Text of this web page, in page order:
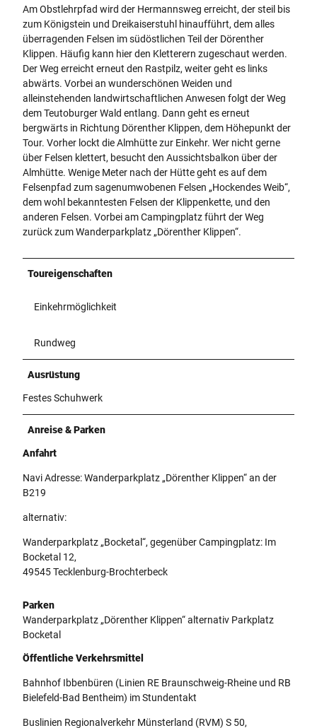
Am Obstlehrpfad wird der Hermannsweg erreicht, der steil bis
zum Königstein und Dreikaiserstuhl hinaufführt, dem alles
überragenden Felsen im südöstlichen Teil der Dörenther
Klippen. Häufig kann hier den Kletterern zugeschaut werden.
Der Weg erreicht erneut den Rastpilz, weiter geht es links
abwärts. Vorbei an wunderschönen Weiden und
alleinstehenden landwirtschaftlichen Anwesen folgt der Weg
dem Teutoburger Wald entlang. Dann geht es erneut
bergwärts in Richtung Dörenther Klippen, dem Höhepunkt der
Tour. Vorher lockt die Almhütte zur Einkehr. Wer nicht gerne
über Felsen klettert, besucht den Aussichtsbalkon über der
Almhütte. Wenige Meter nach der Hütte geht es auf dem
Felsenpfad zum sagenumwobenen Felsen „Hockendes Weib“,
dem wohl bekanntesten Felsen der Klippenkette, und den
anderen Felsen. Vorbei am Campingplatz führt der Weg
zurück zum Wanderparkplatz „Dörenther Klippen“.
Toureigenschaften
Einkehrmöglichkeit
Rundweg
Ausrüstung
Festes Schuhwerk
Anreise & Parken
Anfahrt
Navi Adresse: Wanderparkplatz „Dörenther Klippen“ an der
B219
alternativ:
Wanderparkplatz „Bocketal“, gegenüber Campingplatz: Im
Bocketal 12,
49545 Tecklenburg-Brochterbeck
Parken
Wanderparkplatz „Dörenther Klippen“ alternativ Parkplatz
Bocketal
Öffentliche Verkehrsmittel
Bahnhof Ibbenbüren (Linien RE Braunschweig-Rheine und RB
Bielefeld-Bad Bentheim) im Stundentakt
Buslinien Regionalverkehr Münsterland (RVM) S 50,